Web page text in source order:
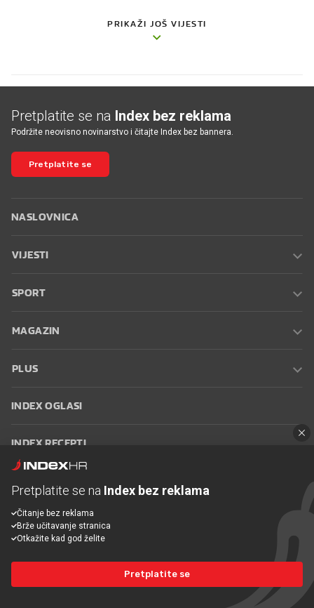
PRIKAŽI JOŠ VIJESTI
Pretplatite se na Index bez reklama
Podržite neovisno novinarstvo i čitajte Index bez bannera.
Pretplatite se
NASLOVNICA
VIJESTI
SPORT
MAGAZIN
PLUS
INDEX OGLASI
INDEX RECEPTI
Oglašavanje Zaposli se na Indexu
korištenja
Postavke kolačića
© 2026 Index
Pretplatite se na Index bez reklama
Čitanje bez reklama
Brže učitavanje stranica
Otkažite kad god želite
Pretplatite se